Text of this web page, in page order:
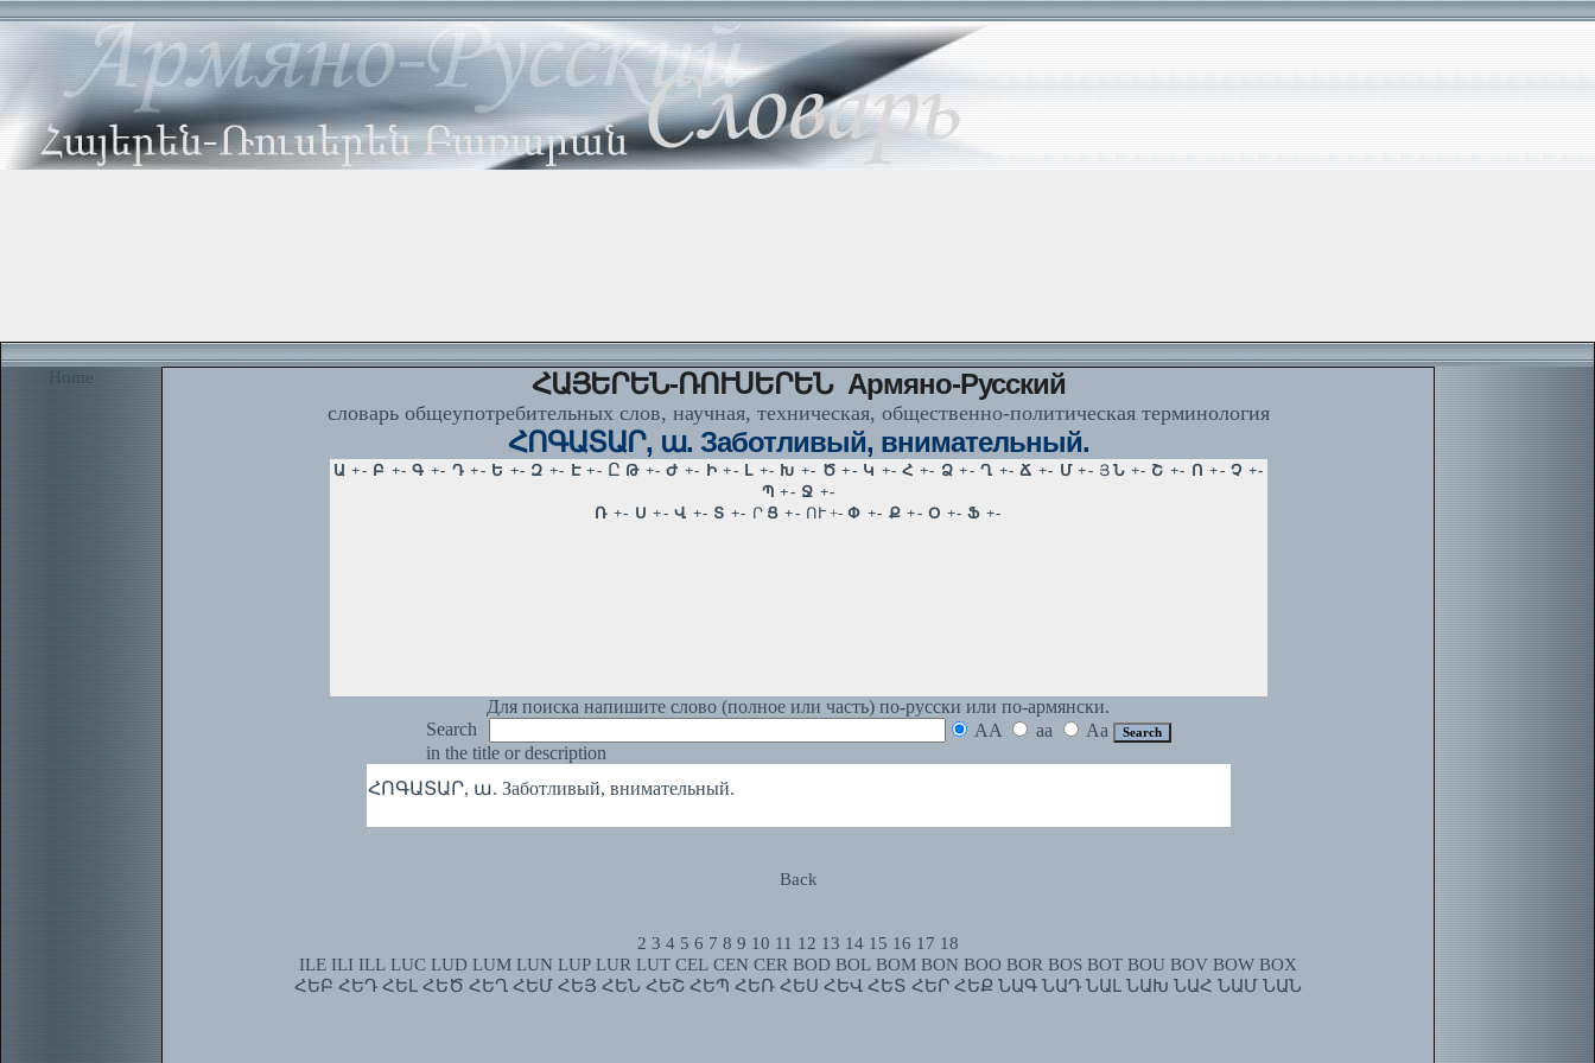
Home ՀԱՅԵՐԵՆ-ՌՈՒՍԵՐԵՆ Армяно-Русский
словарь общеупотребительных слов, научная, техническая, общественно-политическая терминология
ՀՈԳԱՏԱՐ, ա. Заботливый, внимательный.
Для поиска напишите слово (полное или часть) по-русски или по-армянски.
Search
AA aa
Aa
in the title or description
ՀՈԳԱՏԱՐ, ա. Заботливый, внимательный.
Back
2 3 4 5 6 7 8 9 10 11 12 13 14 15 16 17 18
ILE ILI ILL LUC LUD LUM LUN LUP LUR LUT CEL CEN CER BOD BOL BOM BON BOO BOR BOS BOT BOU BOV BOW BOX
ՀԵԲ ՀԵԴ ՀԵԼ ՀԵԾ ՀԵՂ ՀԵՄ ՀԵՅ ՀԵՆ ՀԵՇ ՀԵՊ ՀԵՌ ՀԵՍ ՀԵՎ ՀԵՏ ՀԵՐ ՀԵՔ ՆԱԳ ՆԱԴ ՆԱԼ ՆԱԽ ՆԱՀ ՆԱՄ ՆԱՆ